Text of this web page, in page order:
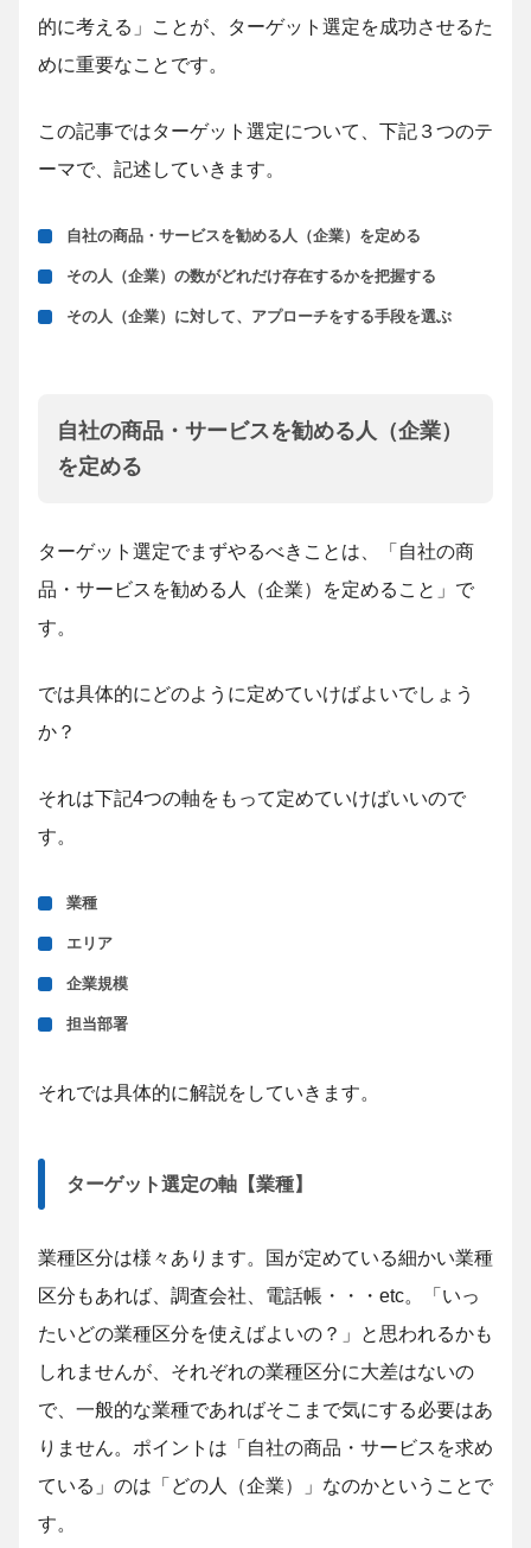
的に考える」ことが、ターゲット選定を成功させるた
めに重要なことです。
この記事ではターゲット選定について、下記３つのテ
ーマで、記述していきます。
自社の商品・サービスを勧める人（企業）を定める
その人（企業）の数がどれだけ存在するかを把握する
その人（企業）に対して、アプローチをする手段を選ぶ
自社の商品・サービスを勧める人（企業）
を定める
ターゲット選定でまずやるべきことは、「自社の商
品・サービスを勧める人（企業）を定めること」で
す。
では具体的にどのように定めていけばよいでしょう
か？
それは下記4つの軸をもって定めていけばいいので
す。
業種
エリア
企業規模
担当部署
それでは具体的に解説をしていきます。
ターゲット選定の軸【業種】
業種区分は様々あります。国が定めている細かい業種
区分もあれば、調査会社、電話帳・・・etc。「いっ
たいどの業種区分を使えばよいの？」と思われるかも
しれませんが、それぞれの業種区分に大差はないの
で、一般的な業種であればそこまで気にする必要はあ
りません。ポイントは「自社の商品・サービスを求め
ている」のは「どの人（企業）」なのかということで
す。